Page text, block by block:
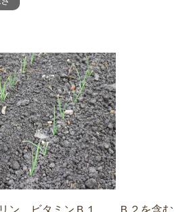
ン、ビタミンＢ１、 Ｂ２を含む